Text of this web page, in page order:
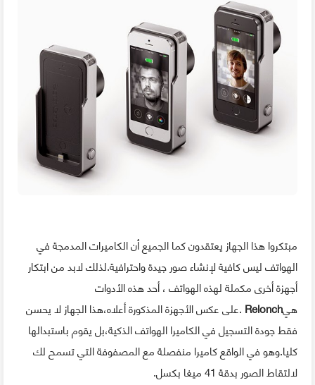
مبتكروا هذا الجهاز يعتقدون كما الجميع أن الكاميرات المدمجة في
الهواتف ليس كافية لإنشاء صور جيدة واحترافية.لذلك لابد من ابتكار
أجهزة أخرى مكملة لهذه الهواتف ، أحد هذه الأدوات
هيRelonch.على عكس الأجهزة المذكورة أعلاه،هذا الجهاز لا يحسن
فقط جودة التسجيل في الكاميرا الهواتف الذكية،بل يقوم باستبدالها
كليا.وهو في الواقع كاميرا منفصلة مع المصفوفة التي تسمح لك
لالتقاط الصور بدقة 41 ميغا بكسل.